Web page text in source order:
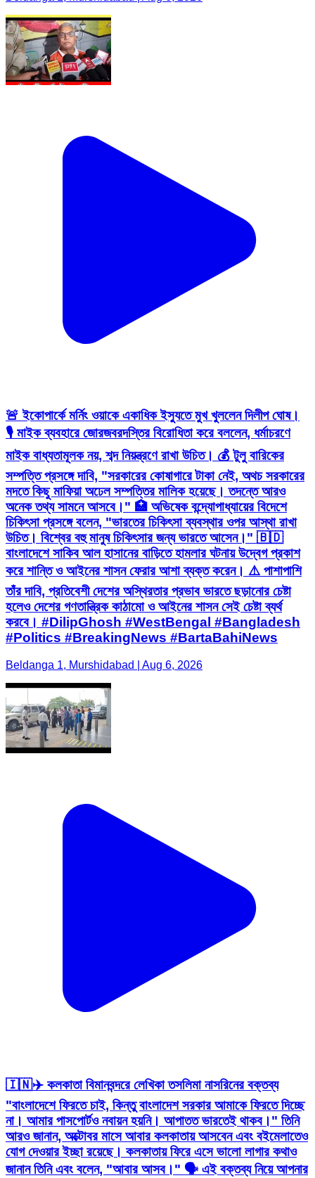
🚨 ইকোপার্কে মর্নিং ওয়াকে একাধিক ইস্যুতে মুখ খুললেন দিলীপ ঘোষ।
🎙️ মাইক ব্যবহারে জোরজবরদস্তির বিরোধিতা করে বললেন, ধর্মাচরণে
মাইক বাধ্যতামূলক নয়, শব্দ নিয়ন্ত্রণে রাখা উচিত। 💰 টুলু বারিকের
সম্পত্তি প্রসঙ্গে দাবি, "সরকারের কোষাগারে টাকা নেই, অথচ সরকারের
মদতে কিছু মাফিয়া অঢেল সম্পত্তির মালিক হয়েছে। তদন্তে আরও
অনেক তথ্য সামনে আসবে।" 🏥 অভিষেক বন্দ্যোপাধ্যায়ের বিদেশে
চিকিৎসা প্রসঙ্গে বলেন, "ভারতের চিকিৎসা ব্যবস্থার ওপর আস্থা রাখা
উচিত। বিশ্বের বহু মানুষ চিকিৎসার জন্য ভারতে আসেন।" 🇧🇩
বাংলাদেশে সাকিব আল হাসানের বাড়িতে হামলার ঘটনায় উদ্বেগ প্রকাশ
করে শান্তি ও আইনের শাসন ফেরার আশা ব্যক্ত করেন। ⚠️ পাশাপাশি
তাঁর দাবি, প্রতিবেশী দেশের অস্থিরতার প্রভাব ভারতে ছড়ানোর চেষ্টা
হলেও দেশের গণতান্ত্রিক কাঠামো ও আইনের শাসন সেই চেষ্টা ব্যর্থ
করবে। #DilipGhosh #WestBengal #Bangladesh
#Politics #BreakingNews #BartaBahiNews
Beldanga 1, Murshidabad | Aug 6, 2026
🇮🇳✈️ কলকাতা বিমানবন্দরে লেখিকা তসলিমা নাসরিনের বক্তব্য
"বাংলাদেশে ফিরতে চাই, কিন্তু বাংলাদেশ সরকার আমাকে ফিরতে দিচ্ছে
না। আমার পাসপোর্টও নবায়ন হয়নি। আপাতত ভারতেই থাকব।" তিনি
আরও জানান, অক্টোবর মাসে আবার কলকাতায় আসবেন এবং বইমেলাতেও
যোগ দেওয়ার ইচ্ছা রয়েছে। কলকাতায় ফিরে এসে ভালো লাগার কথাও
জানান তিনি এবং বলেন, "আবার আসব।" 🗣️ এই বক্তব্য নিয়ে আপনার